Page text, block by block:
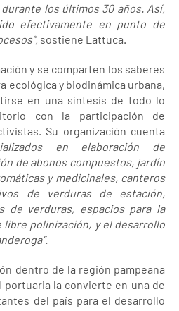
los últimos 30 años. Así,
efectivamente en punto de
sostiene Lattuca.
y se comparten los saberes
ecológica y biodinámica urbana,
en una síntesis de todo lo
con la participación de
Su organización cuenta
en elaboración de
de abonos compuestos, jardín
y medicinales, canteros
de verduras de estación,
de verduras, espacios para la
polinización, y el desarrollo
dentro de la región pampeana
portuaria la convierte en una de
del país para el desarrollo